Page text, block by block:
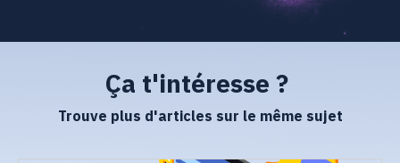
Ça t'intéresse ?
Trouve plus d'articles sur le même sujet